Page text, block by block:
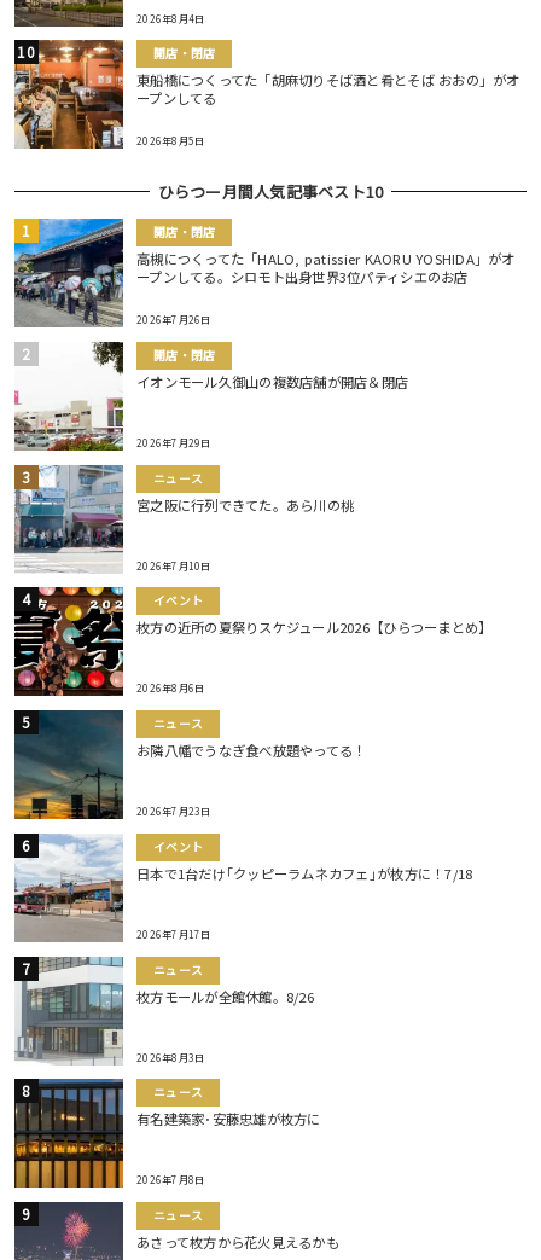
2026年8月4日
開店・閉店
東船橋につくってた「胡麻切りそば酒と肴とそば おおの」がオ
ープンしてる
2026年8月5日
ひらつー月間人気記事ベスト10
開店・閉店
高槻につくってた「HALO, patissier KAORU YOSHIDA」がオ
ープンしてる。シロモト出身世界3位パティシエのお店
2026年7月26日
開店・閉店
イオンモール久御山の複数店舗が開店＆閉店
2026年7月29日
ニュース
宮之阪に行列できてた。あら川の桃
2026年7月10日
イベント
枚方の近所の夏祭りスケジュール2026【ひらつーまとめ】
2026年8月6日
ニュース
お隣八幡でうなぎ食べ放題やってる！
2026年7月23日
イベント
日本で1台だけ｢クッピーラムネカフェ｣が枚方に！7/18
2026年7月17日
ニュース
枚方モールが全館休館。8/26
2026年8月3日
ニュース
有名建築家･安藤忠雄が枚方に
2026年7月8日
ニュース
あさって枚方から花火見えるかも